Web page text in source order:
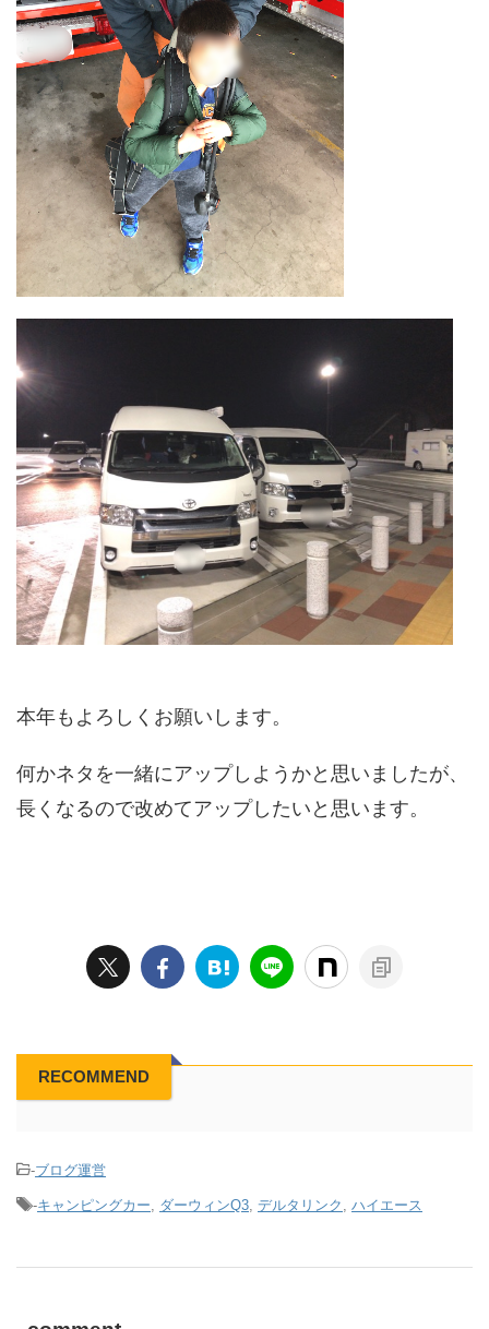
本年もよろしくお願いします。
何かネタを一緒にアップしようかと思いましたが、
長くなるので改めてアップしたいと思います。
RECOMMEND
-ブログ運営
-キャンピングカー ダーウィンQ3 デルタリンク ハイエース